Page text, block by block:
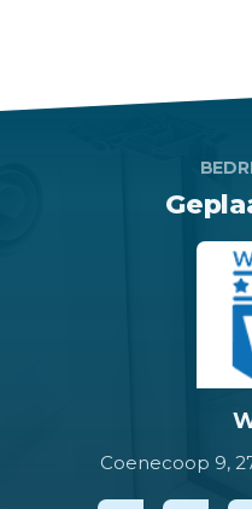
Coenecoop 9,